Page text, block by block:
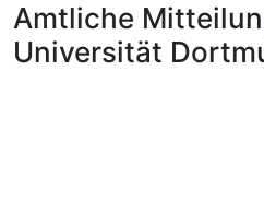
FAQ
Amtliche
Universität